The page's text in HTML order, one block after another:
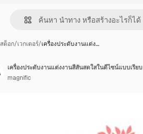
สต็อก/เวกเตอร์/เครื่องประดับงานแต่ง…
เครื่องประดับงานแต่งงานสีสันสดใสในดีไซน์แบบเรียบ
magnific